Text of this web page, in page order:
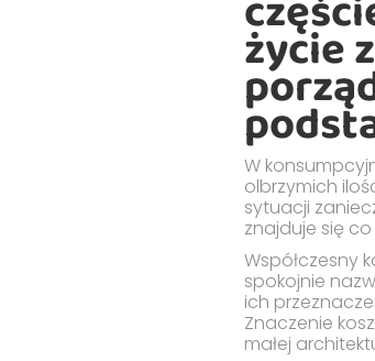
życie
W
olbrzymich
sytuacji
znajduje się
Współczesny
spokojnie
ich
Znaczenie
małej